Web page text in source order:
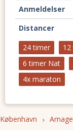
Anmeldelser
Distancer
24 timer
6 timer Nat
4x maraton
København